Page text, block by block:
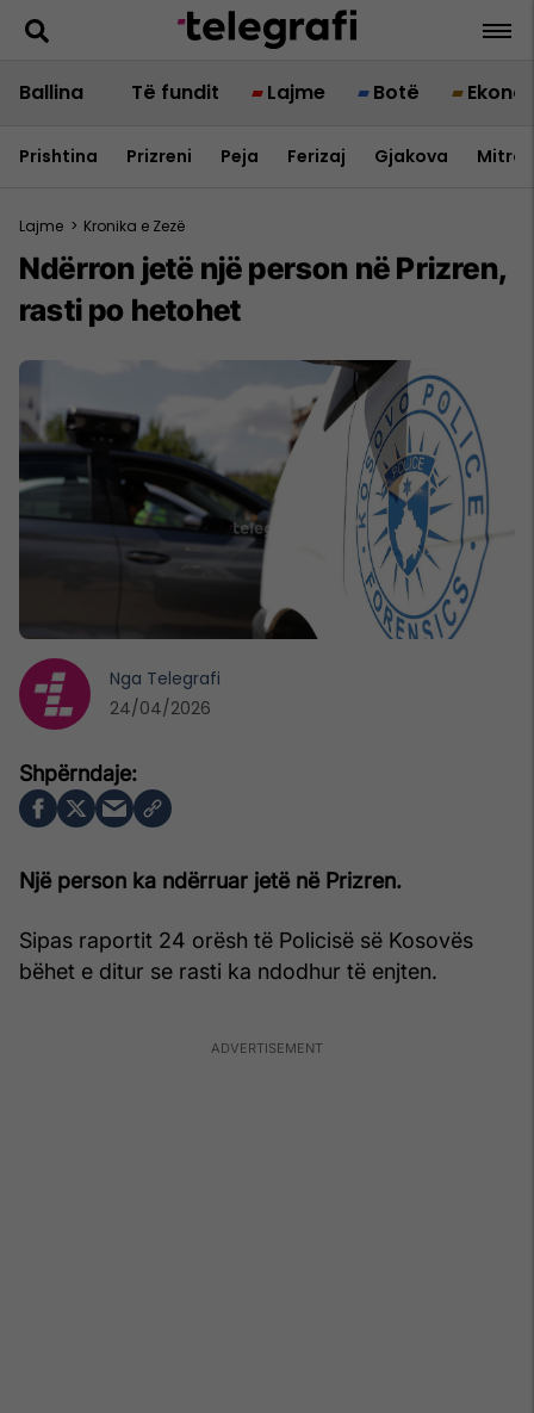
Ballina Të fundit Lajme Botë
Prishtina Prizreni Peja Ferizaj Gjakova
Lajme > Kronika e Zezë
Ndërron jetë një person në Prizren,
rasti po hetohet
Një person ka ndërruar jetë në Prizren.
Sipas raportit 24 orësh të Policisë së Kosovës
bëhet e ditur se rasti ka ndodhur të enjten.
Nga Telegrafi
24/04/2026